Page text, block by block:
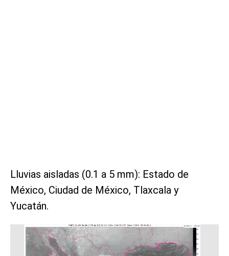
Lluvias aisladas (0.1 a 5 mm): Estado de
México, Ciudad de México, Tlaxcala y
Yucatán.